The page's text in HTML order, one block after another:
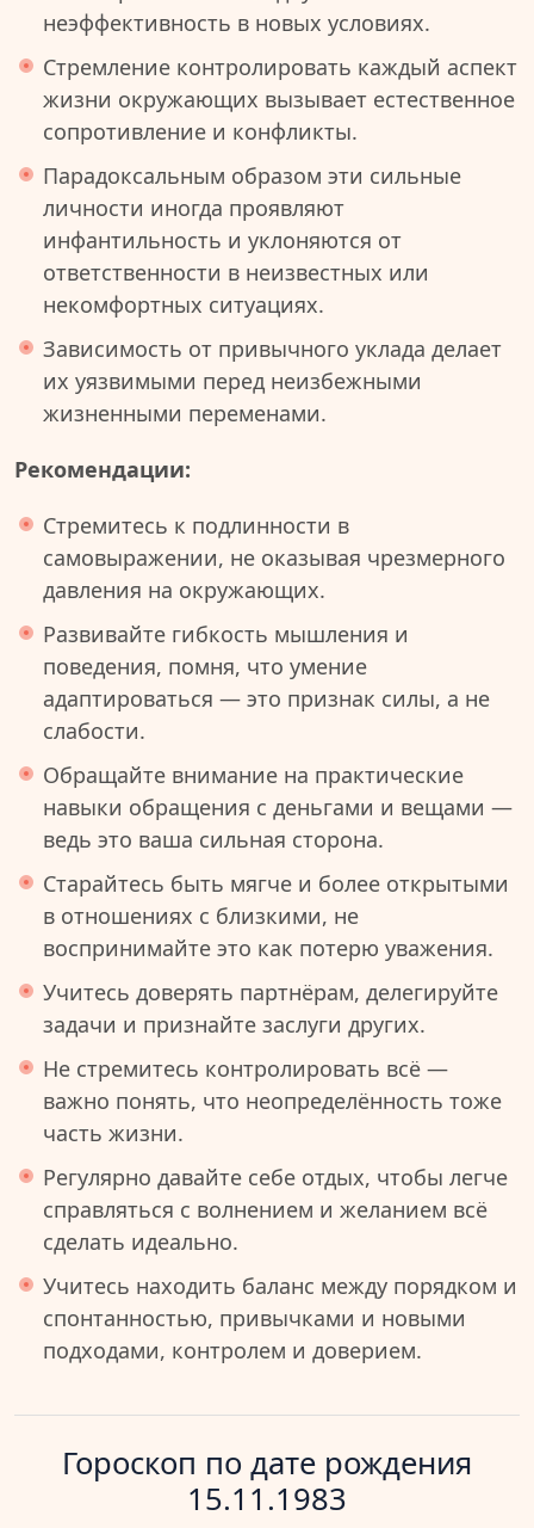
неэффективность в новых условиях.
Стремление контролировать каждый аспект
жизни окружающих вызывает естественное
сопротивление и конфликты.
Парадоксальным образом эти сильные
личности иногда проявляют
инфантильность и уклоняются от
ответственности в неизвестных или
некомфортных ситуациях.
Зависимость от привычного уклада делает
их уязвимыми перед неизбежными
жизненными переменами.
Рекомендации:
Стремитесь к подлинности в
самовыражении, не оказывая чрезмерного
давления на окружающих.
Развивайте гибкость мышления и
поведения, помня, что умение
адаптироваться — это признак силы, а не
слабости.
Обращайте внимание на практические
навыки обращения с деньгами и вещами —
ведь это ваша сильная сторона.
Старайтесь быть мягче и более открытыми
в отношениях с близкими, не
воспринимайте это как потерю уважения.
Учитесь доверять партнёрам, делегируйте
задачи и признайте заслуги других.
Не стремитесь контролировать всё —
важно понять, что неопределённость тоже
часть жизни.
Регулярно давайте себе отдых, чтобы легче
справляться с волнением и желанием всё
сделать идеально.
Учитесь находить баланс между порядком и
спонтанностью, привычками и новыми
подходами, контролем и доверием.
Гороскоп по дате рождения
15.11.1983